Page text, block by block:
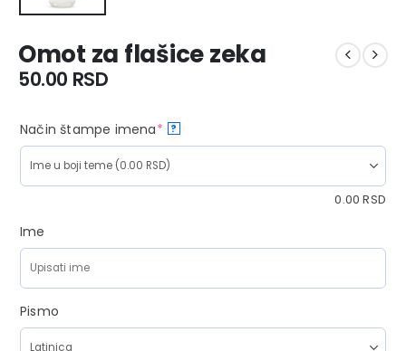
Omot za flašice zeka
50.00 RSD
Način štampe imena* ?
0.00RSD
Ime
Pismo